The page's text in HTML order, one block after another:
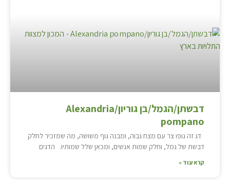
דבשתן/הגמל/בן גוריון/Alexandria
pompano
דג זה גופו צר עם מצח גבוה, ומבנה גוף משושה, מה שמזכיר לחלק
דבשת של גמל, וחלק שמות אנשים, ומכאן שלל שמותיו. הדגים
קרא עוד »